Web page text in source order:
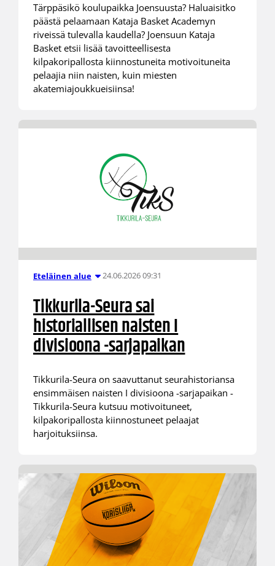
Tärppäsikö koulupaikka Joensuusta? Haluaisitko
päästä pelaamaan Kataja Basket Academyn
riveissä tulevalla kaudella? Joensuun Kataja
Basket etsii lisää tavoitteellisesta
kilpakoripallosta kiinnostuneita motivoituneita
pelaajia niin naisten, kuin miesten
akatemiajoukkueisiinsa!
Eteläinen alue 24.06.2026 09:31
Tikkurila-Seura sai
historiallisen naisten I
divisioona -sarjapaikan
Tikkurila-Seura on saavuttanut seurahistoriansa
ensimmäisen naisten I divisioona -sarjapaikan -
Tikkurila-Seura kutsuu motivoituneet,
kilpakoripallosta kiinnostuneet pelaajat
harjoituksiinsa.